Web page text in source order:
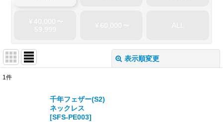
表示順変更
1件
千年フェザー(S2)
ネックレス
[SFS-PE003]